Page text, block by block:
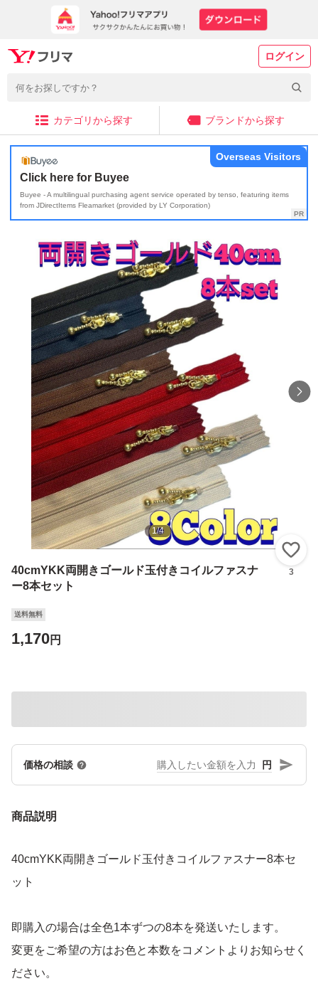
ログイン
カテゴリから探す ブランドから探す
Click here for Buyee
Buyee - A multilingual purchasing agent service operated by tenso, featuring items
from JDirectItems Fleamarket (provided by LY Corporation)
Overseas Visitors
1/4
40cmYKK両開きゴールド玉付きコイルファスナ
ー8本セット
3
送料無料
1,170円
価格の相談 円
商品説明
40cmYKK両開きゴールド玉付きコイルファスナー8本セ
ット
即購入の場合は全色1本ずつの8本を発送いたします。
変更をご希望の方はお色と本数をコメントよりお知らせく
ださい。